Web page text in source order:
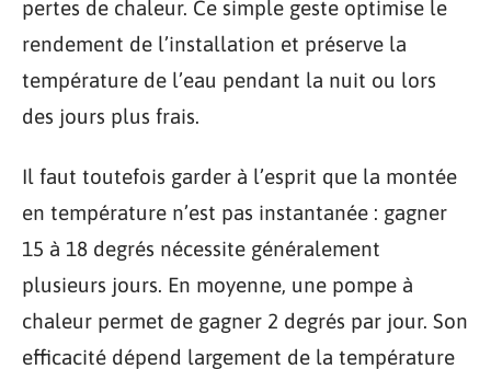
pertes de chaleur. Ce simple geste optimise le
rendement de l’installation et préserve la
température de l’eau pendant la nuit ou lors
des jours plus frais.
Il faut toutefois garder à l’esprit que la montée
en température n’est pas instantanée : gagner
15 à 18 degrés nécessite généralement
plusieurs jours. En moyenne, une pompe à
chaleur permet de gagner 2 degrés par jour. Son
efficacité dépend largement de la température